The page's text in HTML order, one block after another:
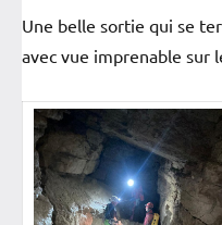
Une belle sortie qui se
avec vue imprenable sur